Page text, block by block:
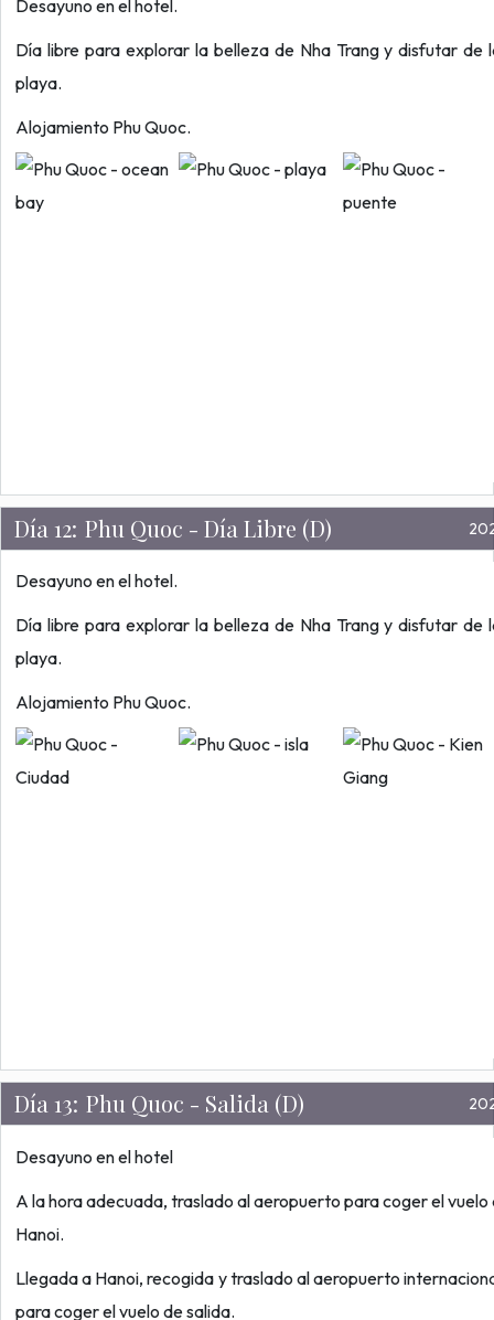
Desayuno en el hotel.
Día libre para explorar la belleza de Nha Trang y disfutar de
playa.
Alojamiento Phu Quoc.
Día 12: Phu Quoc - Día Libre (D)
Desayuno en el hotel.
Día libre para explorar la belleza de Nha Trang y disfutar de
playa.
Alojamiento Phu Quoc.
Día 13: Phu Quoc - Salida (D)
Desayuno en el hotel
A la hora adecuada, traslado al aeropuerto para coger el vuelo
Hanoi.
Llegada a Hanoi, recogida y traslado al aeropuerto
para coger el vuelo de salida.